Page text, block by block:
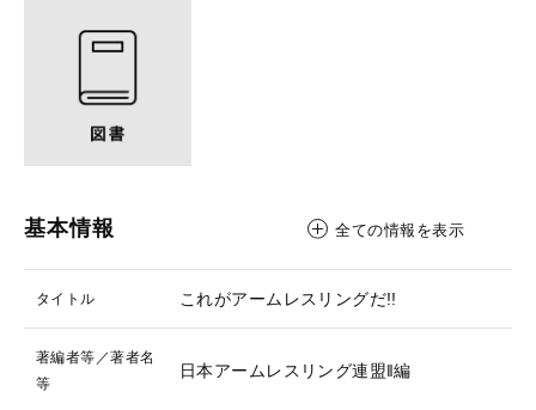
基本情報 全ての情報を表示
タイトル これがアームレスリングだ!!
著編者等／著者名
等
日本アームレスリング連盟‖編